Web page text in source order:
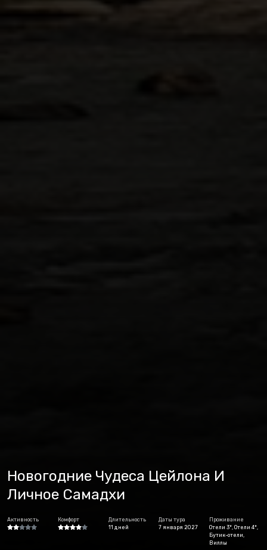
Новогодние Чудеса Цейлона И
Личное Самадхи
Активность Комфорт
Длительность
11 дней
Даты тура
7 января 2027
Проживание
Отели 3*, Отели 4*,
Бутик-отели,
Виллы